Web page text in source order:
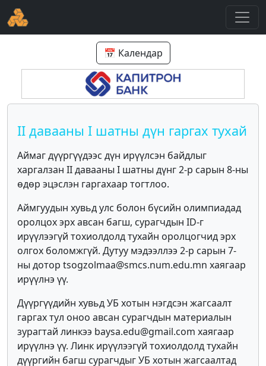
📅 Календар
II давааны I шатны дүн гаргах тухай
Аймаг дүүргүүдээс дүн ирүүлсэн байдлыг
харгалзан II давааны I шатны дүнг 2-р сарын 8-ны
өдөр эцэслэн гаргахаар тогтлоо.
Аймгуудын хувьд улс болон бүсийн олимпиадад
оролцох эрх авсан багш, сурагчдын ID-г
ирүүлээгүй тохиолдолд тухайн оролцогчид эрх
олгох боломжгүй. Дутуу мэдээллээ 2-р сарын 7-
ны дотор tsogzolmaa@smcs.num.edu.mn хаягаар
ирүүлнэ үү.
Дүүргүүдийн хувьд УБ хотын нэгдсэн жагсаалт
гаргах тул оноо авсан сурагчдын материалын
зурагтай линкээ baysa.edu@gmail.com хаягаар
ирүүлнэ үү. Линк ирүүлээгүй тохиолдолд тухайн
дүүргийн багш сурагчдыг УБ хотын жагсаалтад